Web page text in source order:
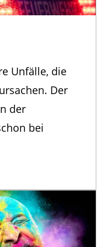
Unfälle, die
Der
der
bei